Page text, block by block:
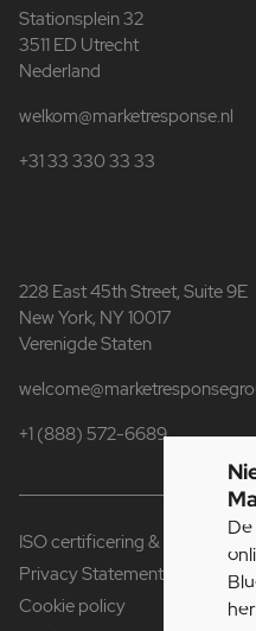
Stationsplein 32
3511 ED Utrecht
Nederland
welkom@marketresponse.nl
+31 33 330 33 33
228 East 45th Street, Suite 9E
New York, NY 10017
Verenigde Staten
+1 (888) 572-6689
ISO certificering & Fair Data
Privacy Statement
Cookie policy